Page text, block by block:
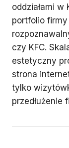
oddziałami w
portfolio
czy KFC.
estetyczny
strona
tylko
przedłużenie